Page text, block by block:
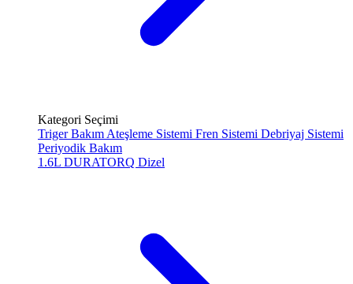
Kategori Seçimi
Triger Bakım Ateşleme Sistemi Fren Sistemi Debriyaj Sistemi
Periyodik Bakım
1.6L DURATORQ Dizel